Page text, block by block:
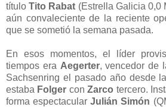
títuloTito Rabat (Estrella Galicia 0,0
aún convaleciente de la reciente
que se sometió la semana pasada.
En esos momentos, el líder
tiempos era Aegerter, vencedor de
Sachsenring el pasado año desde
estaba Folger conZarco tercero.
forma espectacularJulián Simón